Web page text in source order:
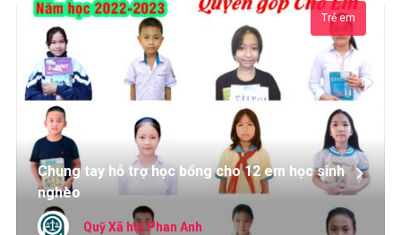
Trẻ em
Chung tay hỗ trợ học bổng cho 12 em học sinh
nghèo
Quỹ Xã hội Phan Anh